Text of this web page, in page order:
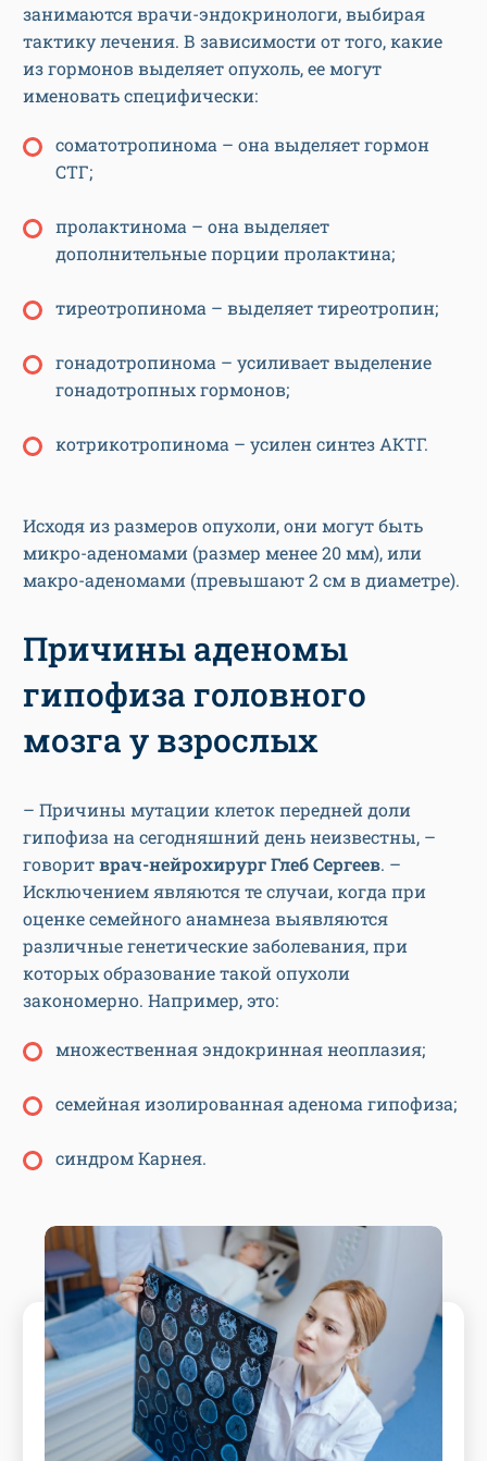
занимаются врачи-эндокринологи, выбирая
тактику лечения. В зависимости от того, какие
из гормонов выделяет опухоль, ее могут
именовать специфически:
соматотропинома – она выделяет гормон
СТГ;
пролактинома – она выделяет
дополнительные порции пролактина;
тиреотропинома – выделяет тиреотропин;
гонадотропинома – усиливает выделение
гонадотропных гормонов;
котрикотропинома – усилен синтез АКТГ.
Исходя из размеров опухоли, они могут быть
микро-аденомами (размер менее 20 мм), или
макро-аденомами (превышают 2 см в диаметре).
Причины аденомы
гипофиза головного
мозга у взрослых
– Причины мутации клеток передней доли
гипофиза на сегодняшний день неизвестны, –
говоритврач-нейрохирург Глеб Сергеев. –
Исключением являются те случаи, когда при
оценке семейного анамнеза выявляются
различные генетические заболевания, при
которых образование такой опухоли
закономерно. Например, это:
множественная эндокринная неоплазия;
семейная изолированная аденома гипофиза;
синдром Карнея.